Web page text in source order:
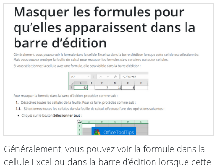
Généralement, vous pouvez voir la formule dans la
cellule Excel ou dans la barre d’édition lorsque cette